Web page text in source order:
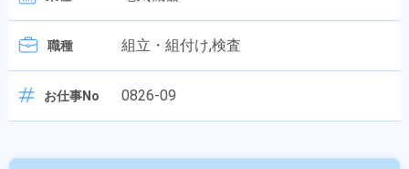
職種 組立・組付け,検査
お仕事No 0826-09